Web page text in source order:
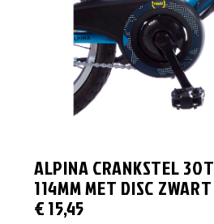
ALPINA CRANKSTEL 30T
114MM MET DISC ZWART
€15,45